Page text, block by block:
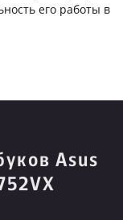
его работы в
Asus